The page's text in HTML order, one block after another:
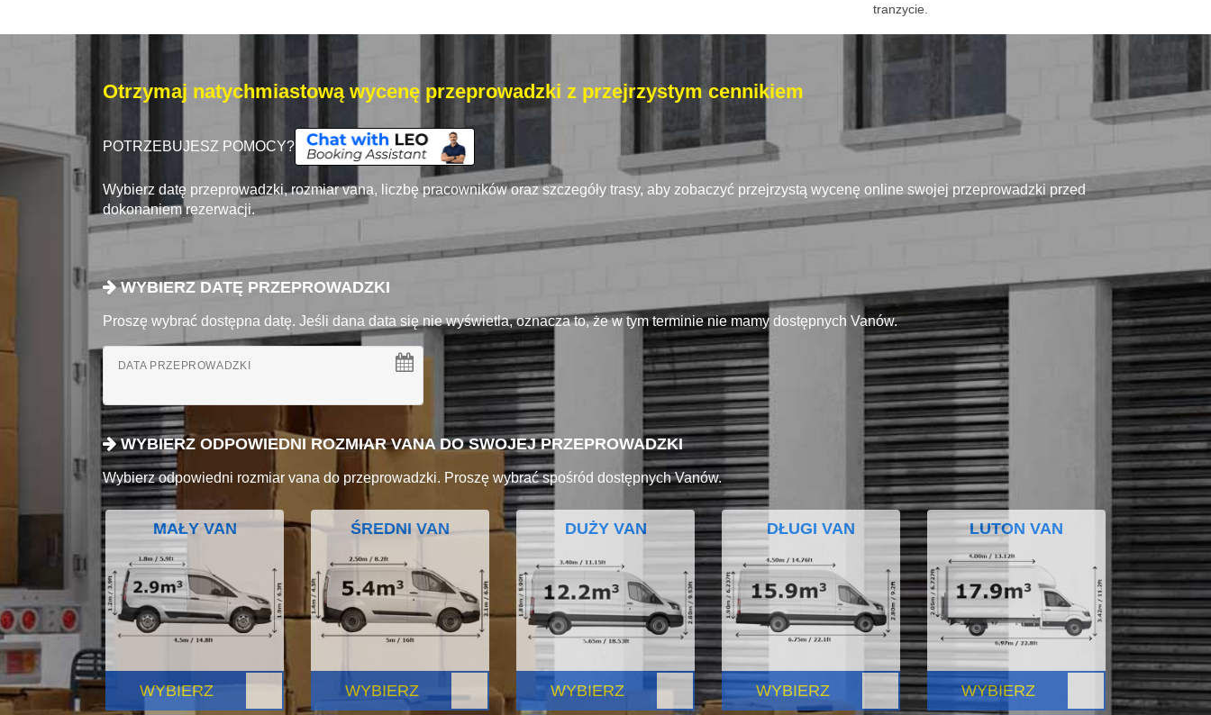
tranzycie.
Otrzymaj natychmiastową wycenę przeprowadzki z przejrzystym cennikiem
POTRZEBUJESZ POMOCY?
Wybierz datę przeprowadzki, rozmiar vana, liczbę pracowników oraz szczegóły trasy, aby zobaczyć przejrzystą wycenę online swojej przeprowadzki przed
dokonaniem rezerwacji.
WYBIERZ DATĘ PRZEPROWADZKI
Proszę wybrać dostępna datę. Jeśli dana data się nie wyświetla, oznacza to, że w tym terminie nie mamy dostępnych Vanów.
DATA PRZEPROWADZKI
WYBIERZ ODPOWIEDNI ROZMIAR VANA DO SWOJEJ PRZEPROWADZKI
Wybierz odpowiedni rozmiar vana do przeprowadzki. Proszę wybrać spośród dostępnych Vanów.
MAŁY VAN
WYBIERZ
ŚREDNI VAN
WYBIERZ
DUŻY VAN
WYBIERZ
DŁUGI VAN
WYBIERZ
LUTON VAN
WYBIERZ